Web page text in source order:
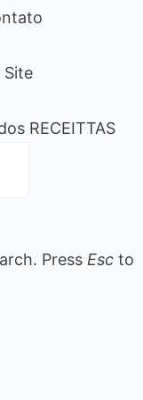
Site
RECEITTAS
Press Esc to